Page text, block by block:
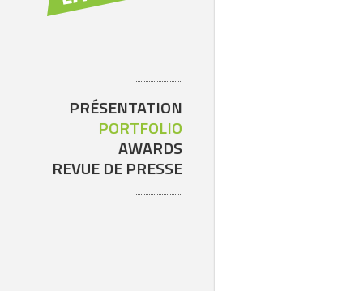
PRÉSENTATION
PORTFOLIO
AWARDS
REVUE DE PRESSE